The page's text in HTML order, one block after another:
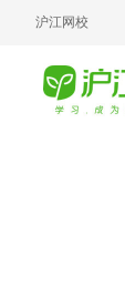
沪江网校